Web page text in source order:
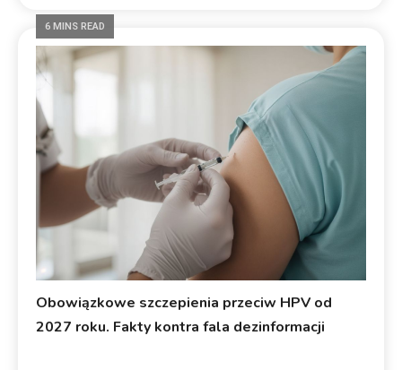
6 MINS READ
Obowiązkowe szczepienia przeciw HPV od
2027 roku. Fakty kontra fala dezinformacji